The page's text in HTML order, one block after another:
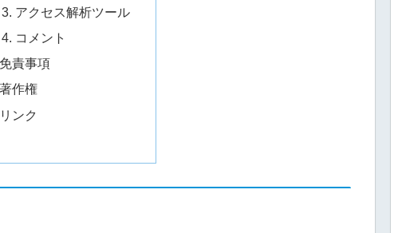
アクセス解析ツール
コメント
免責事項
著作権
リンク